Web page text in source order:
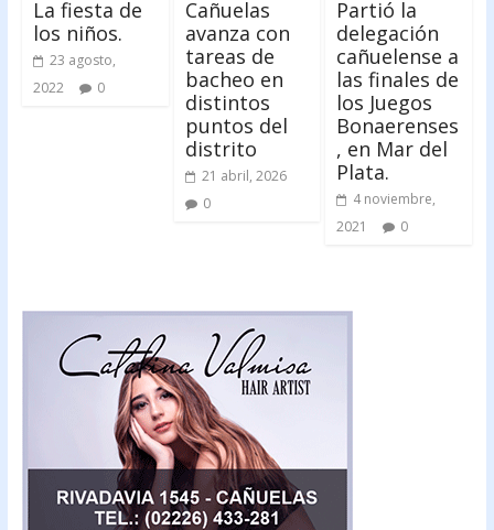
La fiesta de
los niños.
23 agosto,
2022
0
Cañuelas
avanza con
tareas de
bacheo en
distintos
puntos del
distrito
21 abril, 2026
0
Partió la
delegación
cañuelense a
las finales de
los Juegos
Bonaerenses
, en Mar del
Plata.
4 noviembre,
2021
0